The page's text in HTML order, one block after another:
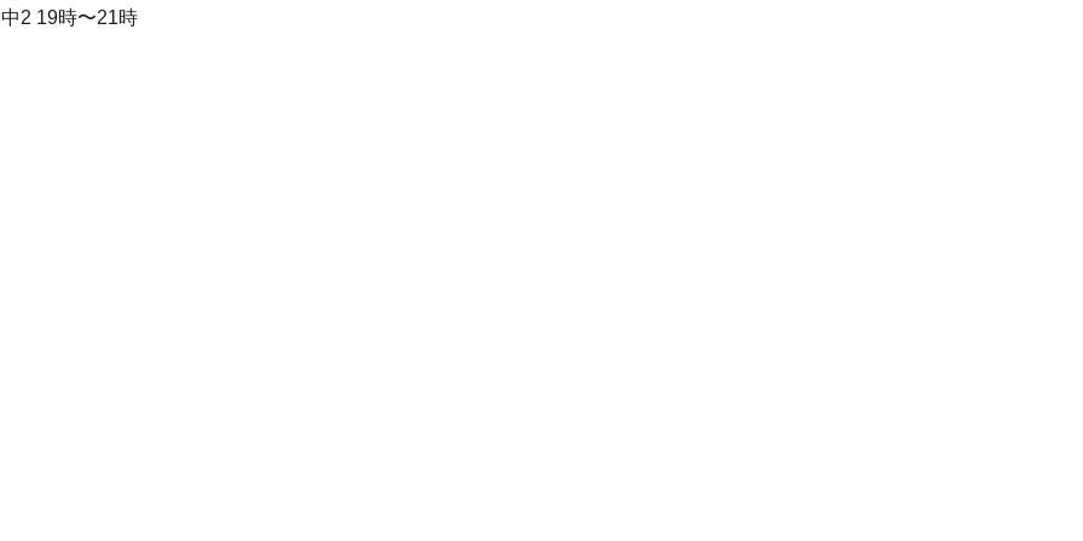
2 19時〜21時